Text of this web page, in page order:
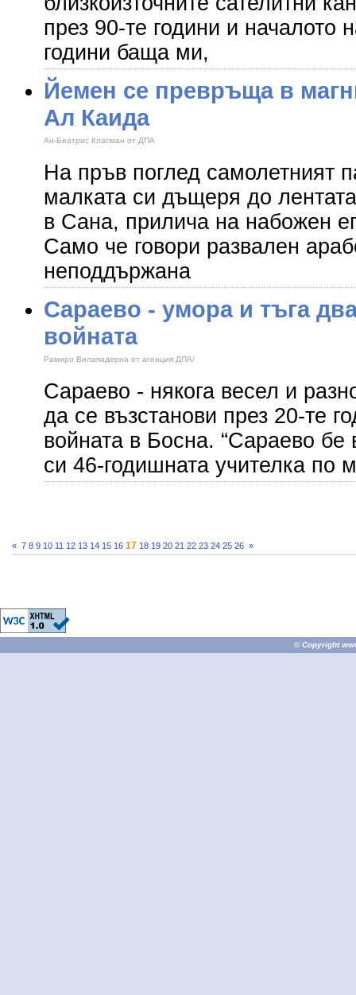
през 90-те години и началото
години баща ми,
Йемен се превръща в
Ал Каида
Ан-Беатрис Класман от ДПА
На пръв поглед самолетният
малката си дъщеря до
в Сана, прилича на набожен
Само че говори развален
неподдържана
Сараево - умора и тъга
войната
Рамиро Вилападерна от агенция ДПА/
Сараево - някога весел и
да се възстанови през 20-те
войната в Босна. “Сараево бе
си 46-годишната учителка по
« 7 8 9 10 11 12 13 14 15 16 17 18 19 20 21 22 23 24 25 26 »
© Copyright